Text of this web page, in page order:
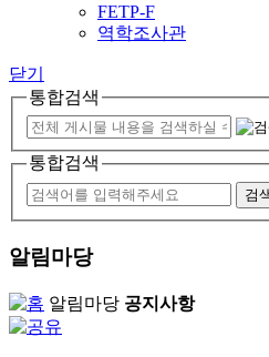
FETP-F
역학조사관
닫기
통합검색
통합검색
알림마당
알림마당 공지사항